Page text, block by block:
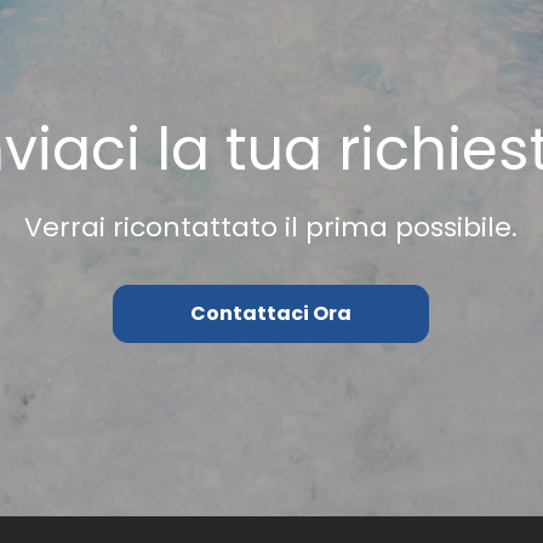
la tua
Verrai ricontattato il prima possibile.
Contattaci Ora